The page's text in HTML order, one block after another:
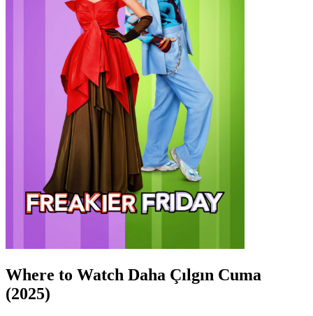
Where to Watch Daha Çılgın Cuma
(2025)